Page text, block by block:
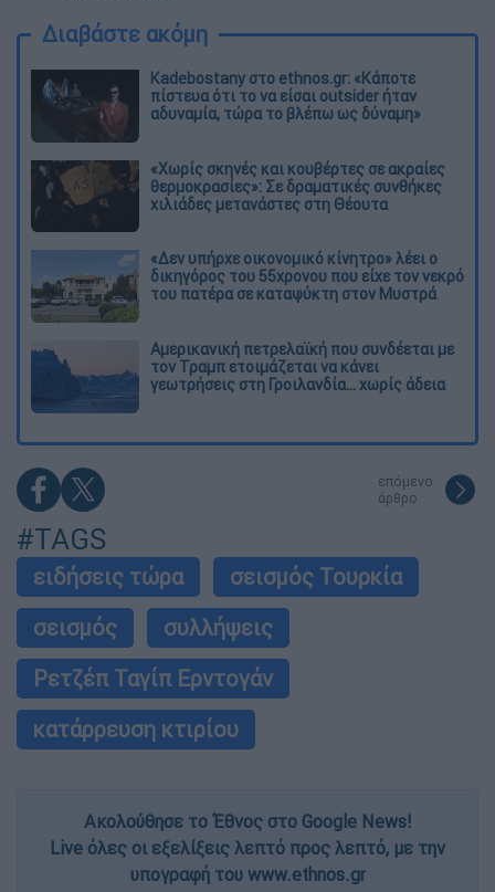
Διαβάστε ακόμη
Kadebostany στο ethnos.gr: «Κάποτε
πίστευα ότι το να είσαι outsider ήταν
αδυναμία, τώρα το βλέπω ως δύναμη»
«Χωρίς σκηνές και κουβέρτες σε ακραίες
θερμοκρασίες»: Σε δραματικές συνθήκες
χιλιάδες μετανάστες στη Θέουτα
«Δεν υπήρχε οικονομικό κίνητρο» λέει ο
δικηγόρος του 55χρονου που είχε τον νεκρό
του πατέρα σε καταψύκτη στον Μυστρά
Αμερικανική πετρελαϊκή που συνδέεται με
τον Τραμπ ετοιμάζεται να κάνει
γεωτρήσεις στη Γροιλανδία... χωρίς άδεια
επόμενο
άρθρο
#TAGS
ειδήσεις τώρα
σεισμός Τουρκία
σεισμός
συλλήψεις
Ρετζέπ Ταγίπ Ερντογάν
κατάρρευση κτιρίου
Ακολούθησε το Έθνος στο Google News!
Live όλες οι εξελίξεις λεπτό προς λεπτό, με την
υπογραφή του www.ethnos.gr